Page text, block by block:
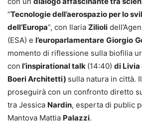
“Tecnologie dell’aerospazio per lo
dell’Europa“, con Ilaria Zilioli
(ESA) e l’europarlamentare Giorgio
momento di riflessione sulla biofilia
con l’inspirational talk (14:40) di Livia
Boeri Architetti) sulla natura in città.
proseguirà con un confronto diretto
tra Jessica Nardin, esperta di public
Mantova Mattia Palazzi.